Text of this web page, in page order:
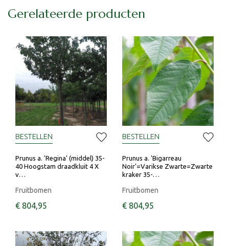
Gerelateerde producten
Prunus a. 'Regina' (middel) 35-
40 Hoogstam draadkluit 4 X
v…
Fruitbomen
€ 804 95
BESTELLEN
Prunus a. 'Bigarreau
Noir'=Varikse Zwarte=Zwarte
kraker 35-…
Fruitbomen
€ 804 95
BESTELLEN